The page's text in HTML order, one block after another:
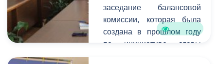
заседание балансовой
комиссии, которая была
создана в прошлом году
по инициативе главы